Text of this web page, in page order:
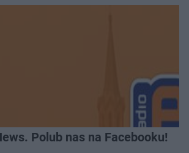
Polub nas na Facebooku!